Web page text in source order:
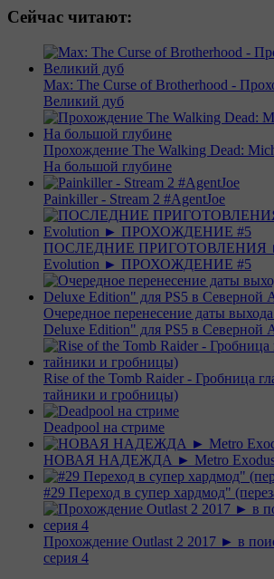
Сейчас читают:
Max: The Curse of Brotherhood -
Великий дуб
Прохождение The Walking Dead:
На большой глубине
Painkiller - Stream 2 #AgentJoe
ПОСЛЕДНИЕ ПРИГОТОВЛЕНИЯ ►
Evolution ► ПРОХОЖДЕНИЕ #5
Очередное перенесение даты
Deluxe Edition" для PS5 в Северной
Rise of the Tomb Raider - Гробница
тайники и гробницы)
Deadpool на стриме
НОВАЯ НАДЕЖДА ► Metro Exodus
#29 Переход в супер хардмод"
Прохождение Outlast 2 2017 ► в
серия 4